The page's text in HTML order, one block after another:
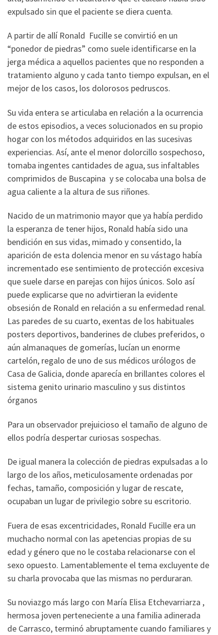
expulsado sin que el paciente se diera cuenta.
A partir de allí Ronald Fucille se convirtió en un
“ponedor de piedras” como suele identificarse en la
jerga médica a aquellos pacientes que no responden a
tratamiento alguno y cada tanto tiempo expulsan, en el
mejor de los casos, los dolorosos pedruscos.
Su vida entera se articulaba en relación a la ocurrencia
de estos episodios, a veces solucionados en su propio
hogar con los métodos adquiridos en las sucesivas
experiencias. Así, ante el menor dolorcillo sospechoso,
tomaba ingentes cantidades de agua, sus infaltables
comprimidos de Buscapina y se colocaba una bolsa de
agua caliente a la altura de sus riñones.
Nacido de un matrimonio mayor que ya había perdido
la esperanza de tener hijos, Ronald había sido una
bendición en sus vidas, mimado y consentido, la
aparición de esta dolencia menor en su vástago había
incrementado ese sentimiento de protección excesiva
que suele darse en parejas con hijos únicos. Solo así
puede explicarse que no advirtieran la evidente
obsesión de Ronald en relación a su enfermedad renal.
Las paredes de su cuarto, exentas de los habituales
posters deportivos, banderines de clubes preferidos, o
aún almanaques de gomerías, lucían un enorme
cartelón, regalo de uno de sus médicos urólogos de
Casa de Galicia, donde aparecía en brillantes colores el
sistema genito urinario masculino y sus distintos
órganos
Para un observador prejuicioso el tamaño de alguno de
ellos podría despertar curiosas sospechas.
De igual manera la colección de piedras expulsadas a lo
largo de los años, meticulosamente ordenadas por
fechas, tamaño, composición y lugar de rescate,
ocupaban un lugar de privilegio sobre su escritorio.
Fuera de esas excentricidades, Ronald Fucille era un
muchacho normal con las apetencias propias de su
edad y género que no le costaba relacionarse con el
sexo opuesto. Lamentablemente el tema excluyente de
su charla provocaba que las mismas no perduraran.
Su noviazgo más largo con María Elisa Etchevarriarza ,
hermosa joven perteneciente a una familia adinerada
de Carrasco, terminó abruptamente cuando familiares y